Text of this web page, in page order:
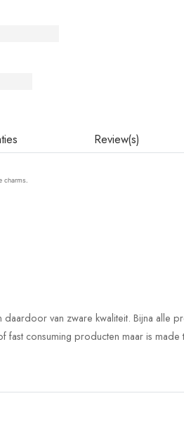
Review(s)
charms.
van zware kwaliteit. Bijna alle
consuming producten maar is made